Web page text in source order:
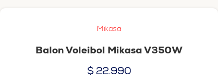
Mikasa
Balon Voleibol Mikasa V350W
$ 22.990